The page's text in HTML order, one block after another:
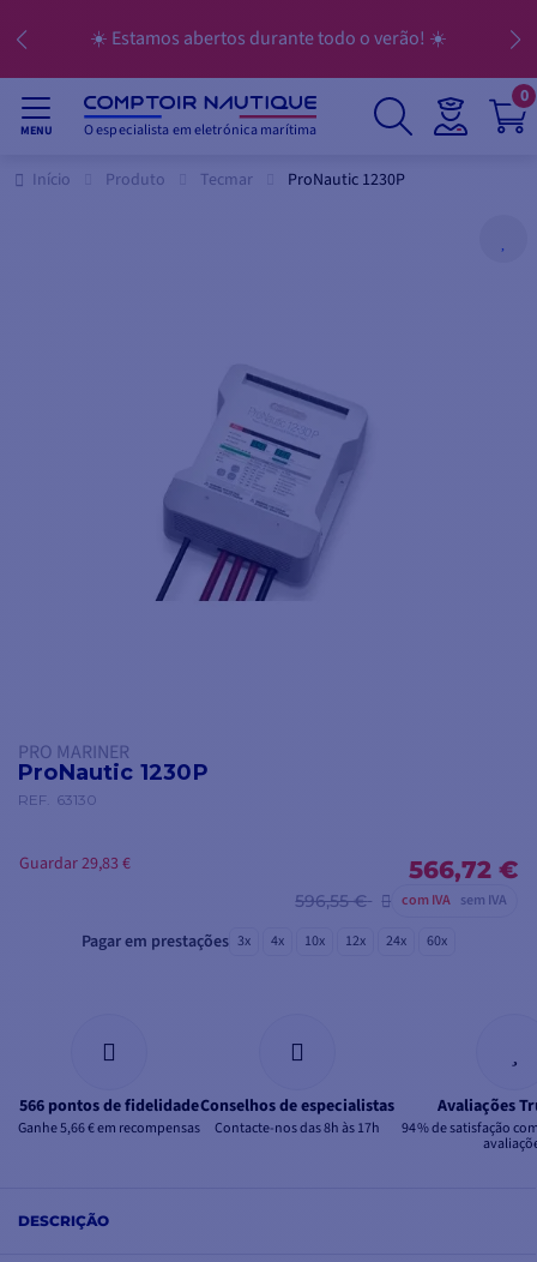
☀️ Estamos abertos durante todo o verão! ☀️
MENU O especialista em eletrónica marítima
0
Início Produto Tecmar ProNautic 1230P
PRO MARINER
ProNautic 1230P
REF. 63130
566,72 €
596,55 € com IVA sem IVA
Guardar 29,83 €
Pagar em prestações 3x 4x 10x 12x 24x 60x
566 pontos de fidelidade
Ganhe 5,66 € em recompensas
Conselhos de especialistas
Contacte-nos das 8h às 17h
Avaliações
94 % de satisfação
DESCRIÇÃO